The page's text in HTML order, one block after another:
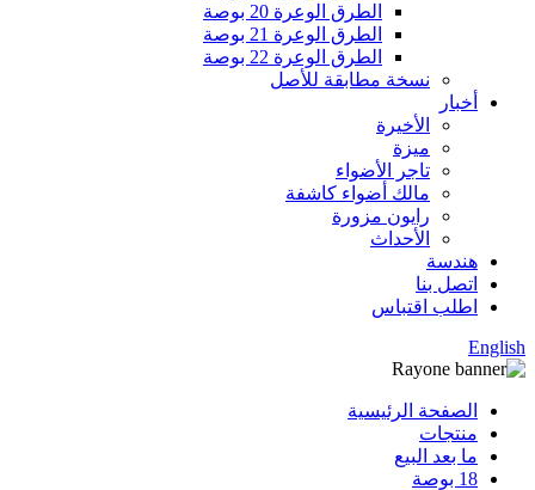
الطرق الوعرة 20 بوصة
الطرق الوعرة 21 بوصة
الطرق الوعرة 22 بوصة
نسخة مطابقة للأصل
أخبار
الأخيرة
ميزة
تاجر الأضواء
مالك أضواء كاشفة
رايون مزورة
الأحداث
هندسة
اتصل بنا
اطلب اقتباس
English
الصفحة الرئيسية
منتجات
ما بعد البيع
18 بوصة